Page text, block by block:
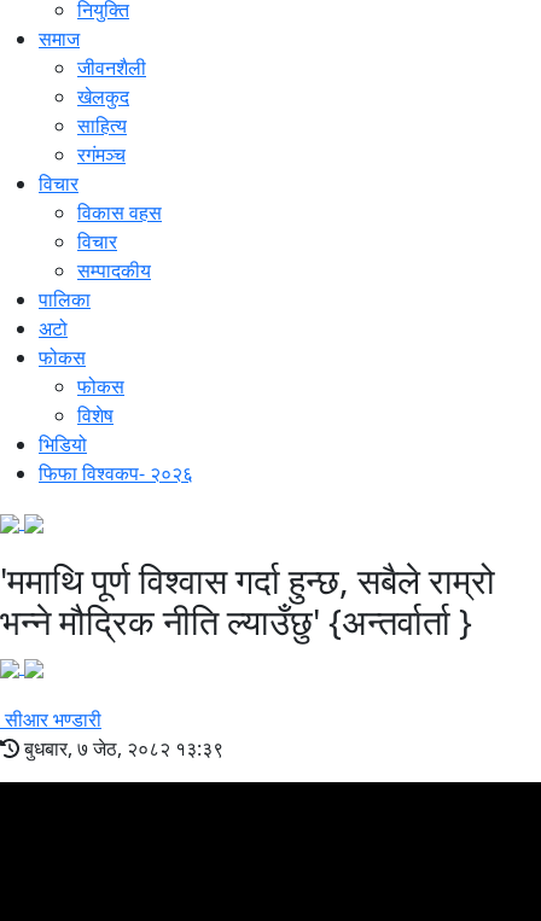
नियुक्ति
समाज
जीवनशैली
खेलकुद
साहित्य
रगंमञ्च
विचार
विकास वहस
विचार
सम्पादकीय
पालिका
अटो
फोकस
फोकस
विशेष
भिडियो
फिफा विश्वकप- २०२६
'ममाथि पूर्ण विश्वास गर्दा हुन्छ, सबैले राम्रो
भन्ने मौद्रिक नीति ल्याउँछु' {अन्तर्वार्ता }
सीआर भण्डारी
बुधबार, ७ जेठ, २०८२ १३:३९